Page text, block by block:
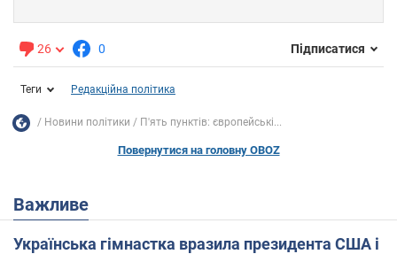
26 0 Підписатися
Теги Редакційна політика
Новини політики П'ять пунктів: європейські...
Повернутися на головну OBOZ
Важливе
Українська гімнастка вразила президента США і